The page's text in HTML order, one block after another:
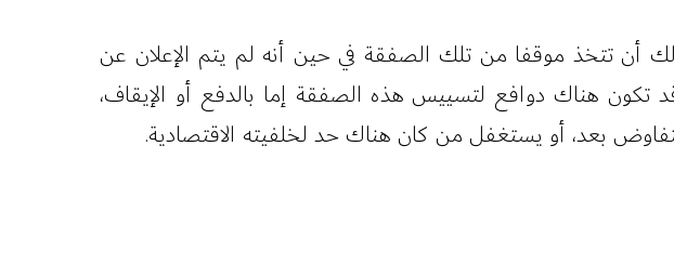
أن تتخذ موقفا من تلك الصفقة في حين أنه لم يتم الإعلان عن
هناك دوافع لتسييس هذه الصفقة إما بالدفع أو الإيقاف،
بعد، أو يستغفل من كان هناك حد لخلفيته الاقتصادية.